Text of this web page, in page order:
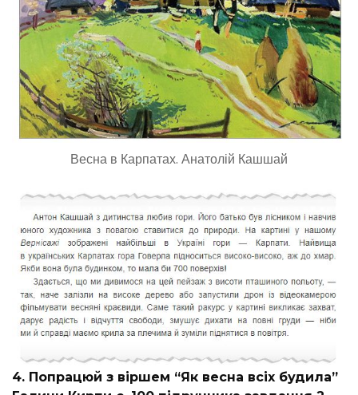
Весна в Карпатах. Анатолій Кашшай
4. Попрацюй з віршем “Як весна всіх будила”